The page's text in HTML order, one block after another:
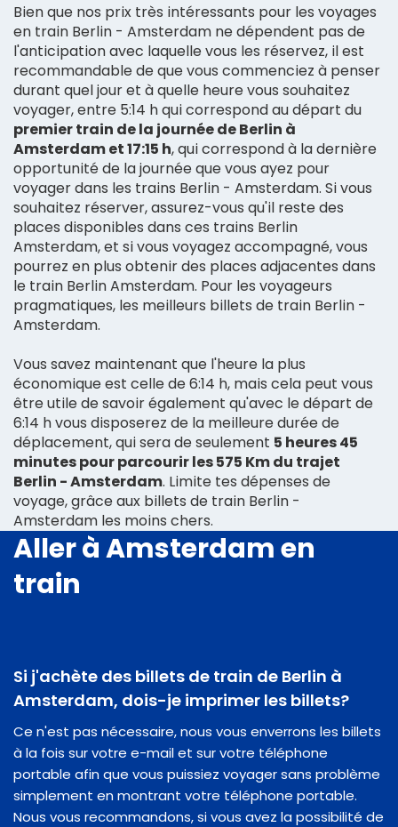
Bien que nos prix très intéressants pour les voyages
en train Berlin - Amsterdam ne dépendent pas de
l'anticipation avec laquelle vous les réservez, il est
recommandable de que vous commenciez à penser
durant quel jour et à quelle heure vous souhaitez
voyager, entre 5:14 h qui correspond au départ du
premier train de la journée de Berlin à
Amsterdam et 17:15 h, qui correspond à la dernière
opportunité de la journée que vous ayez pour
voyager dans les trains Berlin - Amsterdam. Si vous
souhaitez réserver, assurez-vous qu'il reste des
places disponibles dans ces trains Berlin
Amsterdam, et si vous voyagez accompagné, vous
pourrez en plus obtenir des places adjacentes dans
le train Berlin Amsterdam. Pour les voyageurs
pragmatiques, les meilleurs billets de train Berlin -
Amsterdam.
Vous savez maintenant que l'heure la plus
économique est celle de 6:14 h, mais cela peut vous
être utile de savoir également qu'avec le départ de
6:14 h vous disposerez de la meilleure durée de
déplacement, qui sera de seulement 5 heures 45
minutes pour parcourir les 575 Km du trajet
Berlin - Amsterdam. Limite tes dépenses de
voyage, grâce aux billets de train Berlin -
Amsterdam les moins chers.
Aller à Amsterdam en
train
Si j'achète des billets de train de Berlin à
Amsterdam, dois-je imprimer les billets?
Ce n'est pas nécessaire, nous vous enverrons les billets
à la fois sur votre e-mail et sur votre téléphone
portable afin que vous puissiez voyager sans problème
simplement en montrant votre téléphone portable.
Nous vous recommandons, si vous avez la possibilité de